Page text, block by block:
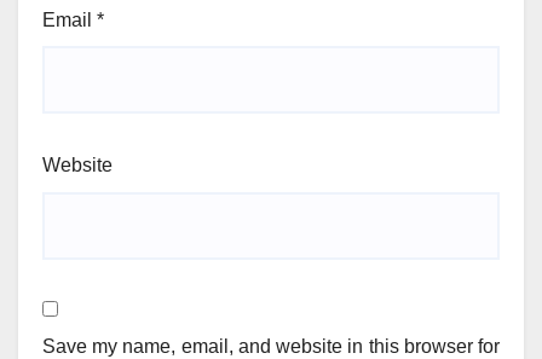
Email *
Website
Save my name, email, and website in this browser for